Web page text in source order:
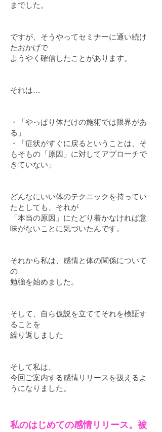
までした。
ですが、そうやってセミナーに通い続け
たおかげで
ようやく確信したことがあります。
それは…
・「やっぱり体だけの施術では限界があ
る」
・「​症状がすぐに戻るということは、そ
もそもの「原因」に対してアプローチで
きていない」
どんなにいい体のテクニックを持ってい
たとしても、それが
「本当の原因」にたどり着かなければ意
味がないことに気づいたんです。
それから私は、感情と体の関係について
の
勉強を始めました。
そして、自ら仮説を立ててそれを検証す
ることを
繰り返しました
そして私は、
今回ご案内する感情リリースを扱えるよ
うになりました。
私のはじめての感情リリース。被